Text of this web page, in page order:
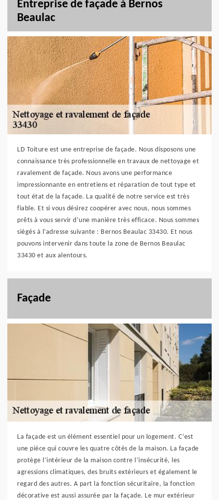
Entreprise de façade à Bernos
Beaulac
LD Toiture est une entreprise de façade. Nous disposons une
connaissance très professionnelle en travaux de nettoyage et
ravalement de façade. Nous avons une performance
impressionnante en entretiens et réparation de tout type et
tout état de la façade. La qualité de notre service est très
fiable. Et si vous désirez coopérer avec nous, nous sommes
prêts à vous servir d’une manière très efficace. Nous sommes
siégés à l’adresse suivante : Bernos Beaulac 33430. Et nous
pouvons intervenir dans toute la zone de Bernos Beaulac
33430 et aux alentours.
Façade
La façade est un élément essentiel pour un logement. C’est
une pièce qui couvre les quatre côtés de la maison. La façade
protège l’intérieur de la maison contre l’insécurité, les
agressions climatiques, des bruits extérieurs et également le
regard des autres. A part la fonction sécuritaire, la fonction
décorative est aussi assurée par la façade. Le mur extérieur